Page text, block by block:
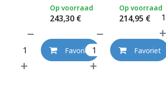
243,30 €
Op voorraad
Favoriet
214,95 €
Op voorraad
Favoriet